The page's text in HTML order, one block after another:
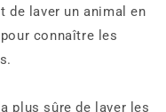
de laver un animal en
connaître les
plus sûre de laver les